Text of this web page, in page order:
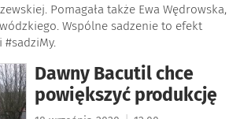
Pomagała także Ewa Wędrowska,
Wspólne sadzenie to efekt
Dawny Bacutil chce
powiększyć produkcję